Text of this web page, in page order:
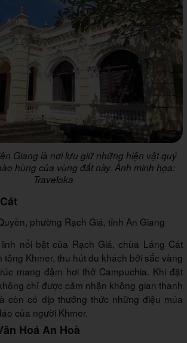
Giang là nơi lưu giữ những hiện vật quý
hùng của vùng đất này. Ảnh minh họa:
Traveloka
phường Rạch Giá, tỉnh An Giang
nổi bật của Rạch Giá, chùa Láng Cát
tông Khmer, thu hút du khách bởi sắc vàng
mang đậm hơi thở Campuchia. Khi đặt
chỉ được cảm nhận không gian thanh
còn có dịp thưởng thức những điệu múa
của người Khmer.
Hoá An Hoà